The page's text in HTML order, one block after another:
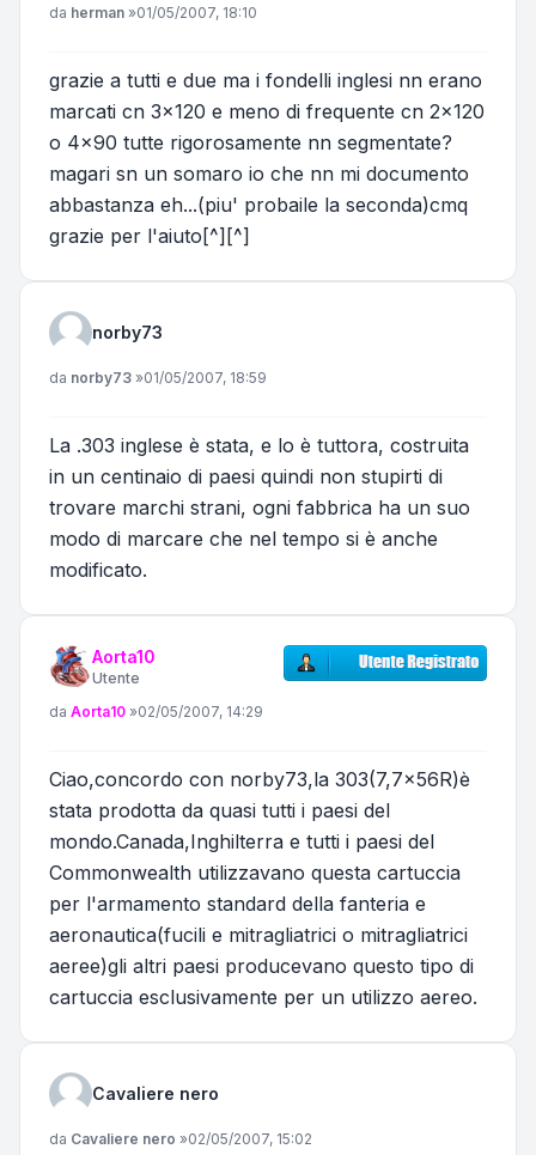
Messaggio
da herman »01/05/2007, 18:10
grazie a tutti e due ma i fondelli inglesi nn erano
marcati cn 3x120 e meno di frequente cn 2x120
o 4x90 tutte rigorosamente nn segmentate?
magari sn un somaro io che nn mi documento
abbastanza eh...(piu' probaile la seconda)cmq
grazie per l'aiuto[^][^]
norby73
Messaggio
da norby73 »01/05/2007, 18:59
La .303 inglese è stata, e lo è tuttora, costruita
in un centinaio di paesi quindi non stupirti di
trovare marchi strani, ogni fabbrica ha un suo
modo di marcare che nel tempo si è anche
modificato.
Aorta10
Utente
Messaggio
da Aorta10 »02/05/2007, 14:29
Ciao,concordo con norby73,la 303(7,7x56R)è
stata prodotta da quasi tutti i paesi del
mondo.Canada,Inghilterra e tutti i paesi del
Commonwealth utilizzavano questa cartuccia
per l'armamento standard della fanteria e
aeronautica(fucili e mitragliatrici o mitragliatrici
aeree)gli altri paesi producevano questo tipo di
cartuccia esclusivamente per un utilizzo aereo.
Cavaliere nero
Messaggio
da Cavaliere nero »02/05/2007, 15:02